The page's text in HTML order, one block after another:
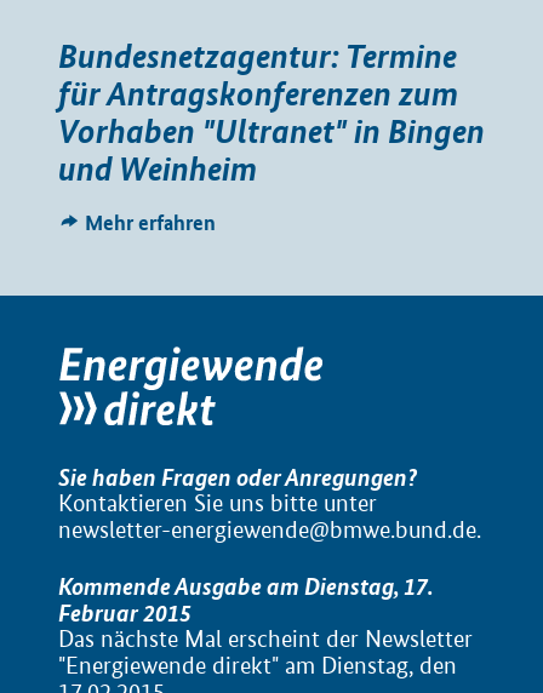
Bundesnetzagentur: Termine
für Antragskonferenzen zum
Vorhaben "Ultranet" in Bingen
und Weinheim
Mehr erfahren
Sie haben Fragen oder Anregungen?
Kontaktieren Sie uns bitte unter
newsletter-energiewende@bmwe.bund.de.
Kommende Ausgabe am Dienstag, 17.
Februar 2015
Das nächste Mal erscheint der Newsletter
"Energiewende direkt" am Dienstag, den